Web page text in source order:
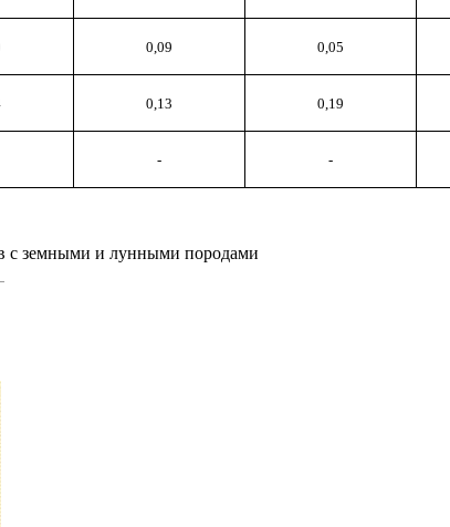
0,09 0,05
0,13 0,19
- -
с земными и лунными породами